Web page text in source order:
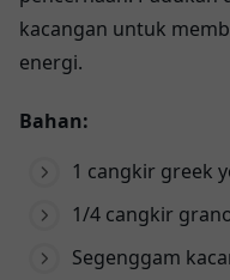
kacangan untuk
energi.
Bahan:
1 cangkir greek
1/4 cangkir
Segenggam